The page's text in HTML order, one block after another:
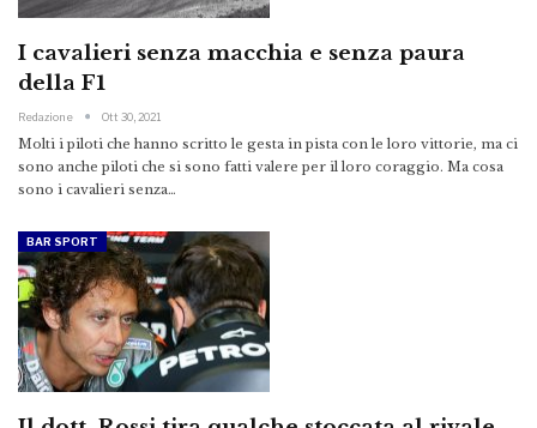
I cavalieri senza macchia e senza paura
della F1
Redazione Ott 30, 2021
Molti i piloti che hanno scritto le gesta in pista con le loro vittorie, ma ci
sono anche piloti che si sono fatti valere per il loro coraggio. Ma cosa
sono i cavalieri senza…
BAR SPORT